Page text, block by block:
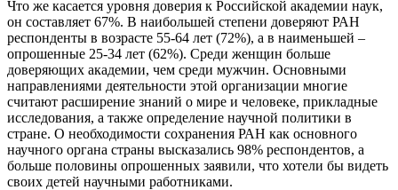
Что же касается уровня доверия к Российской академии наук,
он составляет 67%. В наибольшей степени доверяют РАН
респонденты в возрасте 55-64 лет (72%), а в наименьшей –
опрошенные 25-34 лет (62%). Среди женщин больше
доверяющих академии, чем среди мужчин. Основными
направлениями деятельности этой организации многие
считают расширение знаний о мире и человеке, прикладные
исследования, а также определение научной политики в
стране. О необходимости сохранения РАН как основного
научного органа страны высказались 98% респондентов, а
больше половины опрошенных заявили, что хотели бы видеть
своих детей научными работниками.